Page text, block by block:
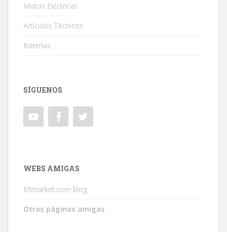
Motos Eléctricas
Artículos Técnicos
Baterías
SÍGUENOS
WEBS AMIGAS
Efimarket.com blog
Otras páginas amigas